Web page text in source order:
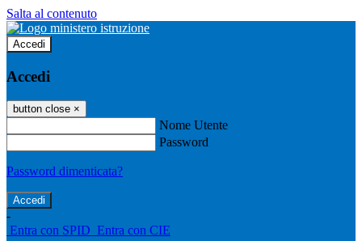
Salta al contenuto
Accedi
Accedi
button close ×
Nome Utente
Password
Password dimenticata?
-
Entra con SPID Entra con CIE